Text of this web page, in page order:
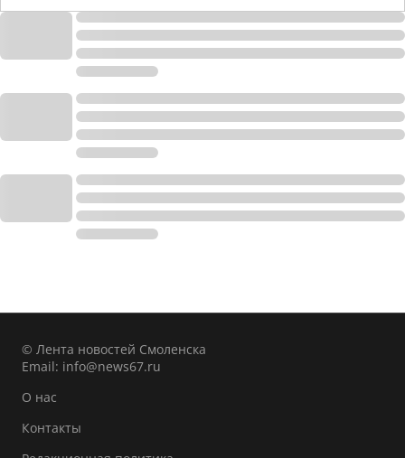
© Лента новостей Смоленска
Email: info@news67.ru
О нас
Контакты